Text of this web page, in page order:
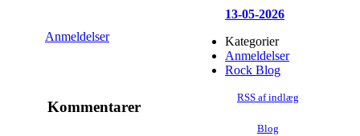
Anmeldelser
Kommentarer
13-05-2026
Kategorier
Anmeldelser
Rock Blog
RSS af indlæg
Blog